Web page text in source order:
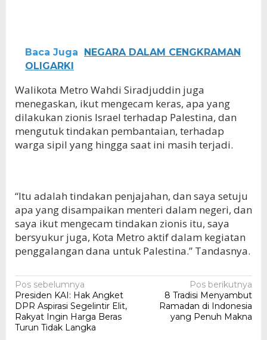
Baca Juga
NEGARA DALAM CENGKRAMAN
OLIGARKI
Walikota Metro Wahdi Siradjuddin juga
menegaskan, ikut mengecam keras, apa yang
dilakukan zionis Israel terhadap Palestina, dan
mengutuk tindakan pembantaian, terhadap
warga sipil yang hingga saat ini masih terjadi.
“Itu adalah tindakan penjajahan, dan saya setuju
apa yang disampaikan menteri dalam negeri, dan
saya ikut mengecam tindakan zionis itu, saya
bersyukur juga, Kota Metro aktif dalam kegiatan
penggalangan dana untuk Palestina.” Tandasnya.
Navigasi
pos
Pos sebelumnya
Presiden KAI: Hak Angket
DPR Aspirasi Segelintir Elit,
Rakyat Ingin Harga Beras
Turun Tidak Langka
Pos berikutnya
8 Tradisi Menyambut
Ramadan di Indonesia
yang Penuh Makna